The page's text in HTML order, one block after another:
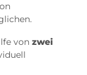
von zwei